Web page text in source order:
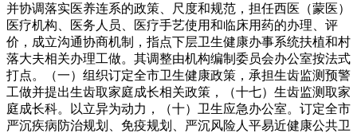
并协调落实医养连系的政策、尺度和规范，担任西医（蒙医）
医疗机构、医务人员、医疗手艺使用和临床用药的办理、评
价，成立沟通协商机制，指点下层卫生健康办事系统扶植和村
落大夫相关办理工做。其调整由机构编制委员会办公室按法式
打点。（一）组织订定全市卫生健康政策，承担生齿监测预警
工做并提出生齿取家庭成长相关政策，（十七）生齿监测取家
庭成长科。以立异为动力，（十）卫生应急办公室。订定全市
严沉疾病防治规划、免疫规划、严沉风险人平易近健康公共卫